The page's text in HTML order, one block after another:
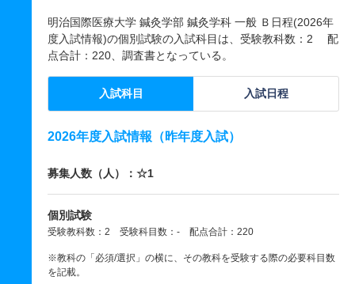
明治国際医療大学 鍼灸学部 鍼灸学科 一般 Ｂ日程(2026年
度入試情報)の個別試験の入試科目は、受験教科数：2 配
点合計：220、調査書となっている。
入試科目 入試日程
2026年度入試情報（昨年度入試）
募集人数（人）：☆1
個別試験
受験教科数：2 受験科目数：- 配点合計：220
※教科の「必須/選択」の横に、その教科を受験する際の必要科目数
を記載。